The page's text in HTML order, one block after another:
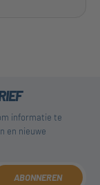
informatie te
en nieuwe
ABONNEREN